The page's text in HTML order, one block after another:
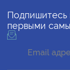
Подпишитесь
первыми